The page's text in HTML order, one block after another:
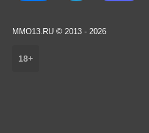
MMO13.RU © 2013 - 2026
18+